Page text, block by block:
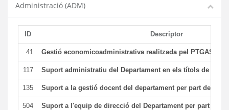
Administració (ADM)
ID Descriptor
41 Gestió economicoadministrativa realitzada pel PTGAS del
117 Suport administratiu del Departament en els títols de
135 Suport a la gestió docent del departament per part del
504 Suport a l'equip de direcció del Departament per part del